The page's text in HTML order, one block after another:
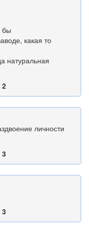
бы
какая то
натуральная
2
личности
3
3